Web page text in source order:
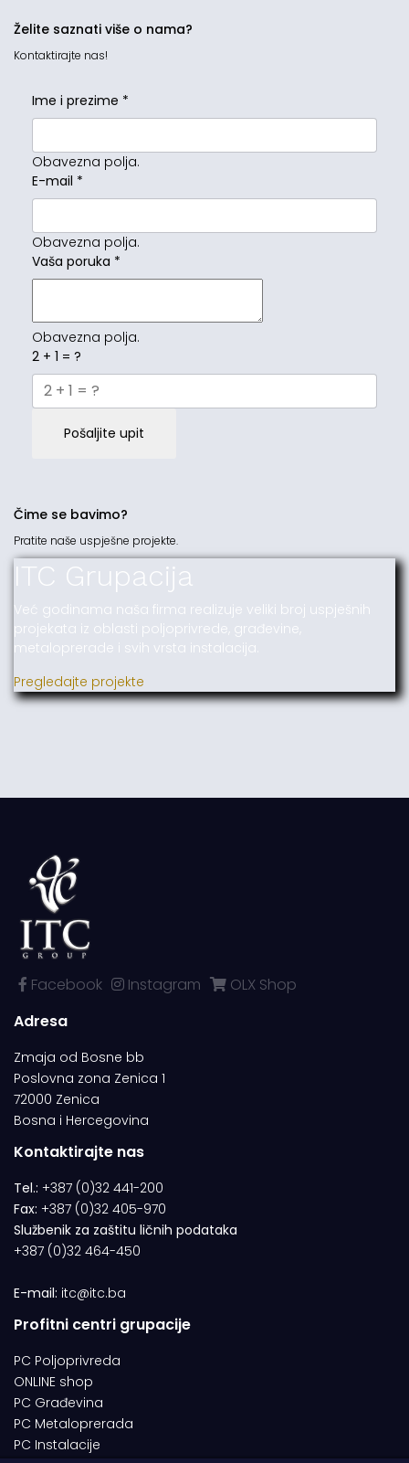
Želite saznati više o nama?
Kontaktirajte nas!
Ime i prezime *
Obavezna polja.
E-mail *
Obavezna polja.
Vaša poruka *
Obavezna polja.
2 + 1 = ?
Pošaljite upit
Čime se bavimo?
Pratite naše uspješne projekte.
ITC Grupacija
Već godinama naša firma realizuje veliki broj uspješnih
projekata iz oblasti poljoprivrede, građevine,
metaloprerade i svih vrsta instalacija.
Pregledajte projekte
Facebook Instagram
OLX Shop
Adresa
Zmaja od Bosne bb
Poslovna zona Zenica 1
72000 Zenica
Bosna i Hercegovina
Kontaktirajte nas
Tel.: +387 (0)32 441-200
Fax: +387 (0)32 405-970
Službenik za zaštitu ličnih podataka
+387 (0)32 464-450
E-mail: itc@itc.ba
Profitni centri grupacije
PC Poljoprivreda
ONLINE shop
PC Građevina
PC Metaloprerada
PC Instalacije